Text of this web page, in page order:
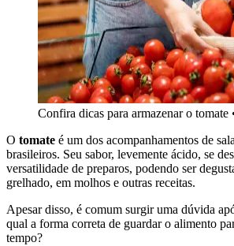
Confira dicas para armazenar o tomate
O tomate é um dos acompanhamentos de
brasileiros. Seu sabor, levemente ácido, se
versatilidade de preparos, podendo ser
grelhado, em molhos e outras receitas.
Apesar disso, é comum surgir uma dúvida
qual a forma correta de guardar o alimento
tempo?